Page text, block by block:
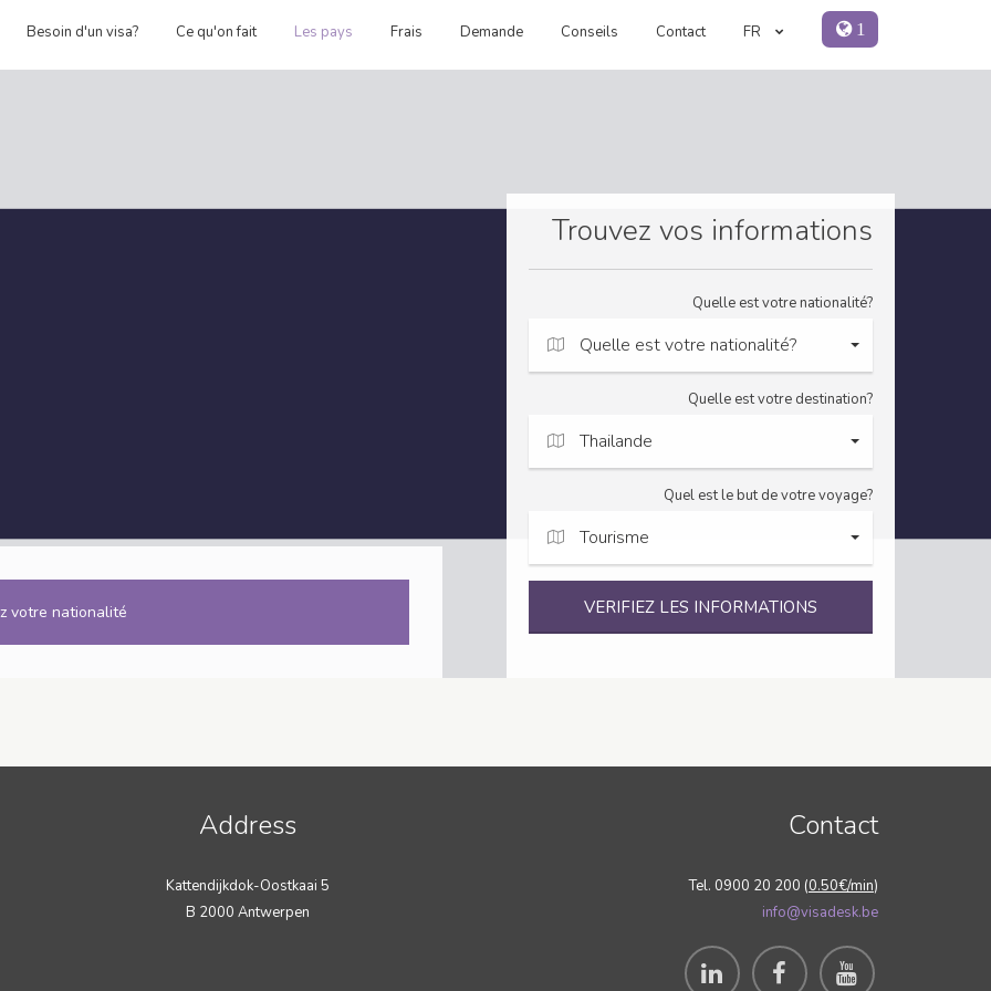
Besoin d'un visa? Ce qu'on fait Les pays Frais Demande Conseils Contact FR 1
votre nationalité
Trouvez vos informations
Quelle est votre nationalité?
Quelle est votre nationalité?
Quelle est votre destination?
Thailande
Quel est le but de votre voyage?
Tourisme
VERIFIEZ LES INFORMATIONS
Address
Kattendijkdok-Oostkaai 5
B 2000 Antwerpen
Contact
Tel. 0900 20 200 (0.50€/min)
info@visadesk.be